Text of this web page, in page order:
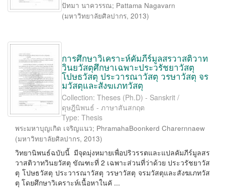
ปัทมา นาควรรณ; Pattama Nagavarn
(มหาวิทยาลัยศิลปากร, 2013)
การศึกษาวิเคราะห์คัมภีร์มูลสรวาสติวาท
วินยวัสตุศึกษาเฉพาะประวรัชยาวัสตุ
โปษธวัสตุ ประวารณาวัสตุ วรษาวัสตุ จร
มวัสตุและสังฆเภทวัสตุ
Collection: Theses (Ph.D) - Sanskrit /
ดุษฎีนิพนธ์ - ภาษาสันสกฤต
Type: Thesis
พระมหาบุญเกิด เจริญแนว; PhramahaBoonkerd Charernnaew
(มหาวิทยาลัยศิลปากร, 2013)
วิทยานิพนธ์ฉบับนี้ มีจุดมุ่งหมายเพื่อปริวรรตและแปลคัมภีร์มูลสร
วาสติวาทวินยวัสตุ ขัณฑะที่ 2 เฉพาะส่วนที่ว่าด้วย ประวรัชยาวัส
ตุ โปษธวัสตุ ประวารณาวัสตุ วรษาวัสตุ จรมวัสตุและสังฆเภทวัส
ตุ โดยศึกษาวิเคราะห์เนื้อหาในคั ...